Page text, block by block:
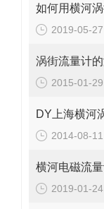
2019-05-27
涡街流量计
2015-01-29
DY上海横河
2014-08-11
横河电磁流
2019-01-24